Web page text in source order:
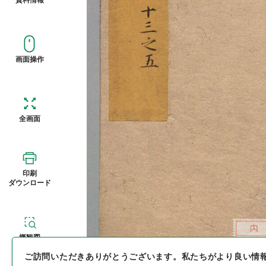
画面操作
全画面
印刷
ダウンロード
概観図
ご訪問いただきありがとうございます。 私たちがより良い情